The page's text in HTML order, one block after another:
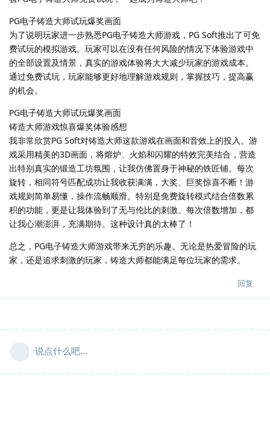
PG电子铸造大师试玩爆奖画面
为了说明玩家进一步熟悉PG电子铸造大师游戏，PG Soft推出了可免
费试玩的模拟游戏。玩家可以在没有任何风险的情况下体验游戏中
的全部设置及情景，真实的游戏体验将大大减少玩家的游戏成本。
通过免费试玩，玩家能够更好地理解游戏规则，掌握技巧，提高赢
的机会。
PG电子铸造大师试玩爆奖画面
铸造大师游戏惊喜爆奖体验感想
我非常欣赏PG Soft对铸造大师这款游戏在画面和音效上的投入。游
戏采用精美的3D画面，将熔炉、火焰和闪耀的特效完美结合，营造
出特别真实的锻造工坊氛围，让我仿佛置身于神秘的铁匠铺。每次
旋转，相同符号匹配成功让我收获满满，大奖、巨奖惊喜不断！游
戏规则简单易懂，操作流畅顺滑。特别是免费旋转模式结合倍数累
积的功能，更是让我体验到了无与伦比的刺激。每次倍数增加，都
让我心潮澎湃，充满期待。这种设计真的太棒了！
总之，PG电子铸造大师游戏带来无穷的乐趣。无论是热爱冒险的玩
家，还是追求刺激的玩家，铸造大师都能满足每位玩家的需求。
回复
说点什么吧...